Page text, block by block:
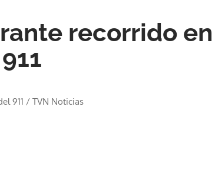
recorrido en
911 / TVN Noticias